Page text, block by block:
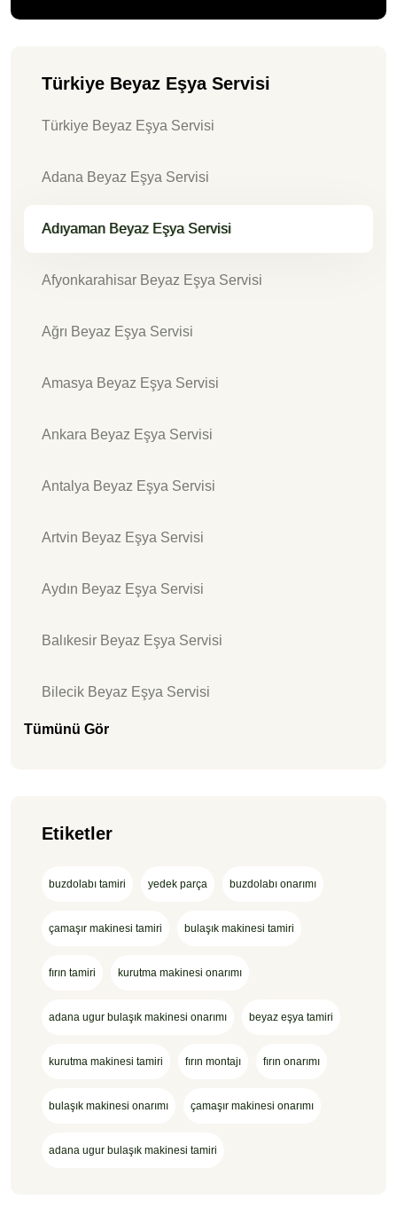
Türkiye Beyaz Eşya Servisi
Türkiye Beyaz Eşya Servisi
Adana Beyaz Eşya Servisi
Adıyaman Beyaz Eşya Servisi
Afyonkarahisar Beyaz Eşya Servisi
Ağrı Beyaz Eşya Servisi
Amasya Beyaz Eşya Servisi
Ankara Beyaz Eşya Servisi
Antalya Beyaz Eşya Servisi
Artvin Beyaz Eşya Servisi
Aydın Beyaz Eşya Servisi
Balıkesir Beyaz Eşya Servisi
Bilecik Beyaz Eşya Servisi
Tümünü Gör
Etiketler
buzdolabı tamiri yedek parça buzdolabı onarımı
çamaşır makinesi tamiri bulaşık makinesi tamiri
fırın tamiri kurutma makinesi onarımı
adana ugur bulaşık makinesi onarımı beyaz eşya tamiri
kurutma makinesi tamiri fırın montajı fırın onarımı
bulaşık makinesi onarımı çamaşır makinesi onarımı
adana ugur bulaşık makinesi tamiri